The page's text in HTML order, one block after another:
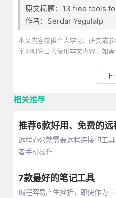
原文标题：13 free tools
作者：Serdar Yegulalp
本文内容仅供个人学习、研究或
学习研究目的使用本文内容。如
相关推荐
推荐6款好用、免费的远
远程办公就需要远程连接的工
者手机操作
7款最好的笔记工具
编程容易产生挫折，即使作为